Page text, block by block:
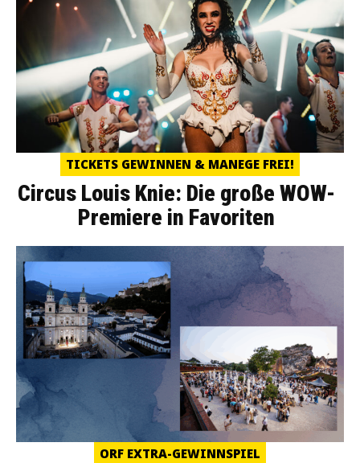
TICKETS GEWINNEN & MANEGE FREI!
Circus Louis Knie: Die große WOW-
Premiere in Favoriten
ORF EXTRA-GEWINNSPIEL